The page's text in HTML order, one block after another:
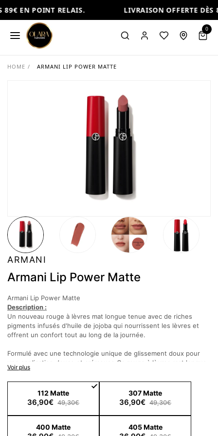
EN POINT RELAIS. LIVRAISON OFFERTE DÈS
0
HOME / ARMANI LIP POWER MATTE
ARMANI
Armani Lip Power Matte
Armani Lip Power Matte
Description :
Un nouveau rouge à lèvres mat longue tenue avec de riches
pigments infusés d'huile de jojoba qui nourrissent les lèvres et
offrent un confort tout au long de la journée.
Formulé avec une technologie unique de glissement doux pour
une application douce et crémeuse.Ce rouge à lèvres mat longue
durée offre instantanément un impact de couleur en un seul
passage. La formule richement pigmentée glisse sans effort et
lisse l'apparence des lèvres et offre un fini mat qui n’assèche pas
les lèvres. Toutes les teintes sont formulées avec un pigment
enrobé pour améliorer la tenue et la couleur. Pour un contrôle
avec une application précise, le baton en forme de goutte aide à
tracer soigneusement et à façonner le contour des lèvres.
Voir plus
112 Matte
36,90€ 49,30€
307 Matte
36,90€ 49,30€
400 Matte 405 Matte